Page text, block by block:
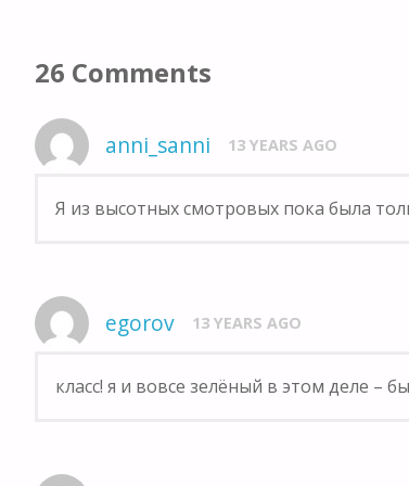
26 Comments
anni_sanni 13 YEARS AGO
Я из высотных смотровых пока была
egorov 13 YEARS AGO
класс! я и вовсе зелёный в этом деле –